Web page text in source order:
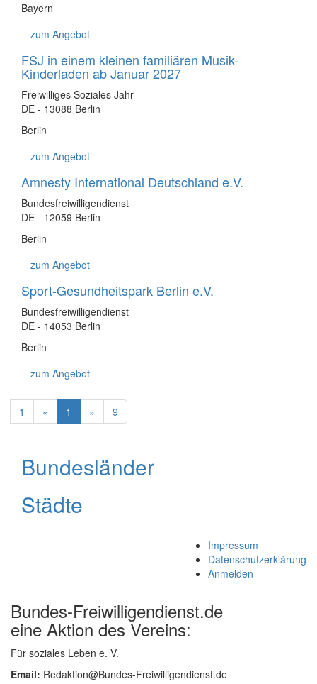
Bayern
zum Angebot
FSJ in einem kleinen familiären Musik-
Kinderladen ab Januar 2027
Freiwilliges Soziales Jahr
DE - 13088 Berlin
Berlin
zum Angebot
Amnesty International Deutschland e.V.
Bundesfreiwilligendienst
DE - 12059 Berlin
Berlin
zum Angebot
Sport-Gesundheitspark Berlin e.V.
Bundesfreiwilligendienst
DE - 14053 Berlin
Berlin
zum Angebot
1 « 1 » 9
Bundesländer
Städte
Impressum
Datenschutzerklärung
Anmelden
Bundes-Freiwilligendienst.de
eine Aktion des Vereins:
Für soziales Leben e. V.
Email: Redaktion@Bundes-Freiwilligendienst.de